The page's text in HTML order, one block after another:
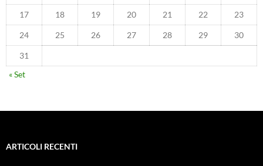
17 18 19 20 21 22 23
24 25 26 27 28 29 30
31
« Set
ARTICOLI RECENTI